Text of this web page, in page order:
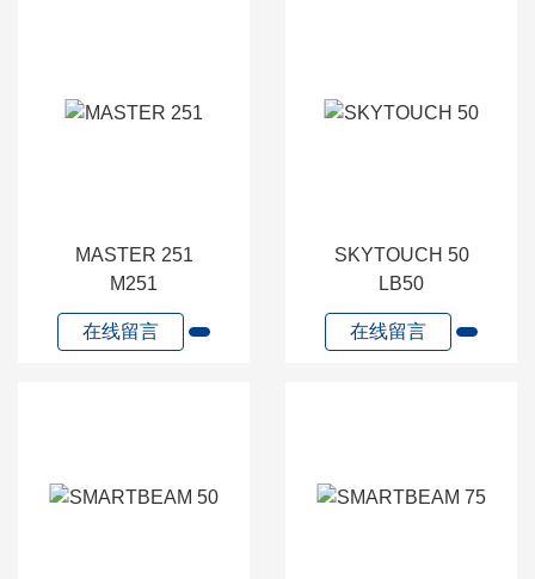
MASTER 251
M251
在线留言
SKYTOUCH 50
LB50
在线留言